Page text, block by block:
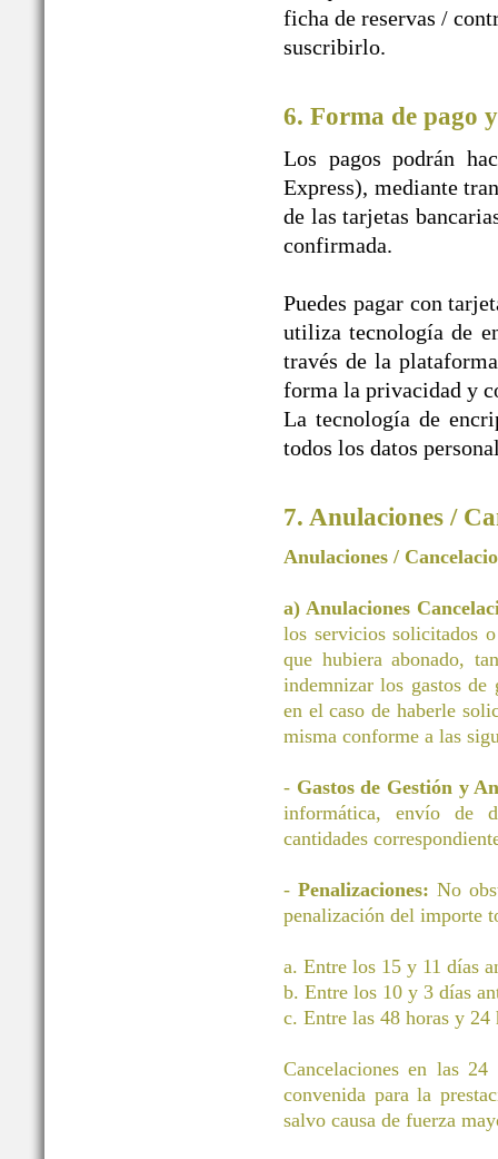
ficha de reservas /
suscribirlo.
6. Forma de pago
Los pagos podrán
Express), mediante
de las tarjetas
confirmada.
Puedes pagar con
utiliza tecnología de
través de la
forma la privacidad y
La tecnología de
todos los datos
7. Anulaciones /
Anulaciones /
a) Anulaciones
los servicios solicitados
que hubiera abonado,
indemnizar los gastos
en el caso de haberle
misma conforme a las
- Gastos de Gestión y
informática, envío de
cantidades
- Penalizaciones: No
penalización del importe
a. Entre los 15 y 11 días
b. Entre los 10 y 3 días
c. Entre las 48 horas y
Cancelaciones en las
convenida para la
salvo causa de fuerza